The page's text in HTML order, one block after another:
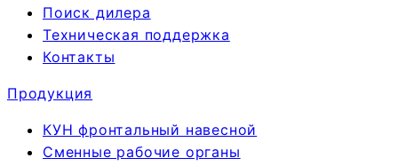
Поиск дилера
Техническая поддержка
Контакты
Продукция
КУН фронтальный навесной
Сменные рабочие органы